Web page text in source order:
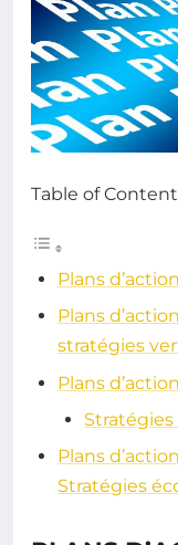
Table of
Plans
Plans
stratégies
Plans
Plans
Stratégies